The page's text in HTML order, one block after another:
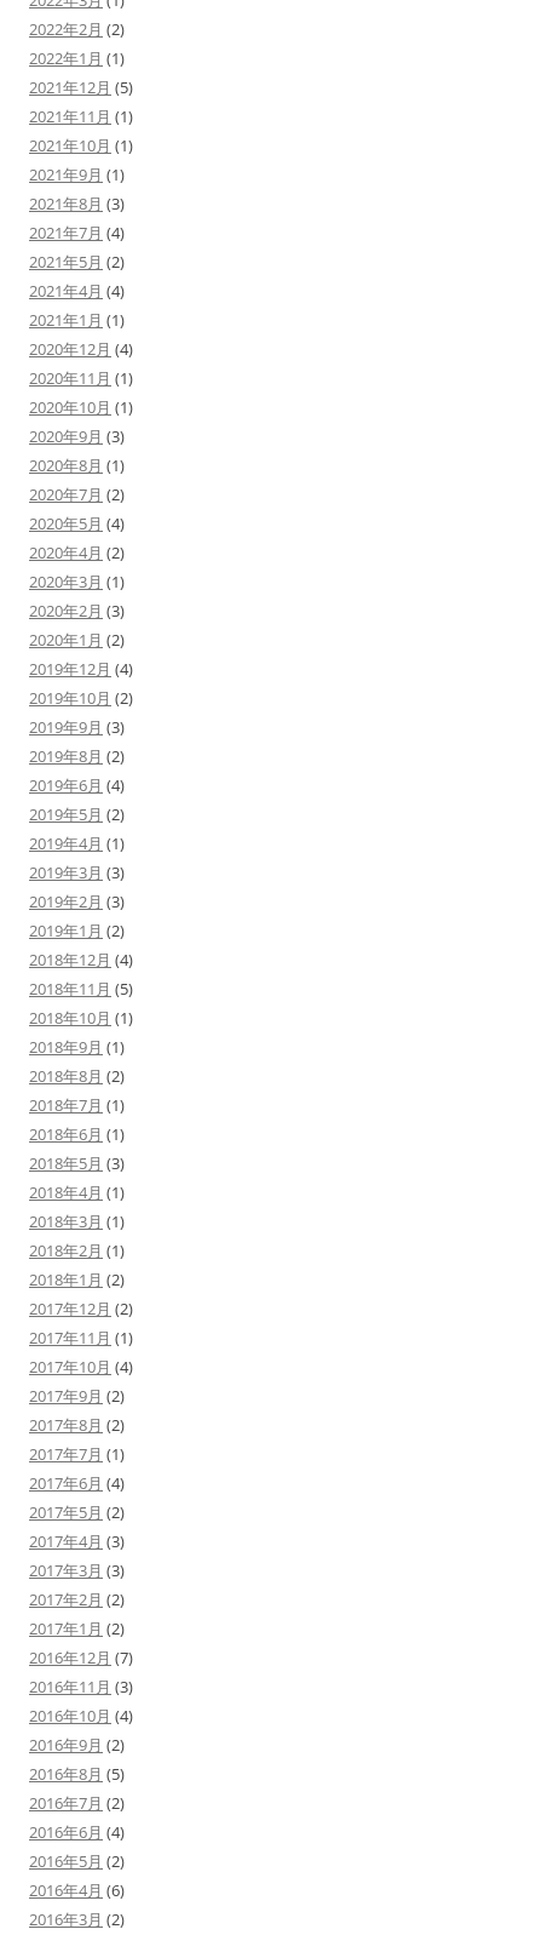
2022年2月 (2)
2022年1月 (1)
2021年12月 (5)
2021年11月 (1)
2021年10月 (1)
2021年9月 (1)
2021年8月 (3)
2021年7月 (4)
2021年5月 (2)
2021年4月 (4)
2021年1月 (1)
2020年12月 (4)
2020年11月 (1)
2020年10月 (1)
2020年9月 (3)
2020年8月 (1)
2020年7月 (2)
2020年5月 (4)
2020年4月 (2)
2020年3月 (1)
2020年2月 (3)
2020年1月 (2)
2019年12月 (4)
2019年10月 (2)
2019年9月 (3)
2019年8月 (2)
2019年6月 (4)
2019年5月 (2)
2019年4月 (1)
2019年3月 (3)
2019年2月 (3)
2019年1月 (2)
2018年12月 (4)
2018年11月 (5)
2018年10月 (1)
2018年9月 (1)
2018年8月 (2)
2018年7月 (1)
2018年6月 (1)
2018年5月 (3)
2018年4月 (1)
2018年3月 (1)
2018年2月 (1)
2018年1月 (2)
2017年12月 (2)
2017年11月 (1)
2017年10月 (4)
2017年9月 (2)
2017年8月 (2)
2017年7月 (1)
2017年6月 (4)
2017年5月 (2)
2017年4月 (3)
2017年3月 (3)
2017年2月 (2)
2017年1月 (2)
2016年12月 (7)
2016年11月 (3)
2016年10月 (4)
2016年9月 (2)
2016年8月 (5)
2016年7月 (2)
2016年6月 (4)
2016年5月 (2)
2016年4月 (6)
2016年3月 (2)